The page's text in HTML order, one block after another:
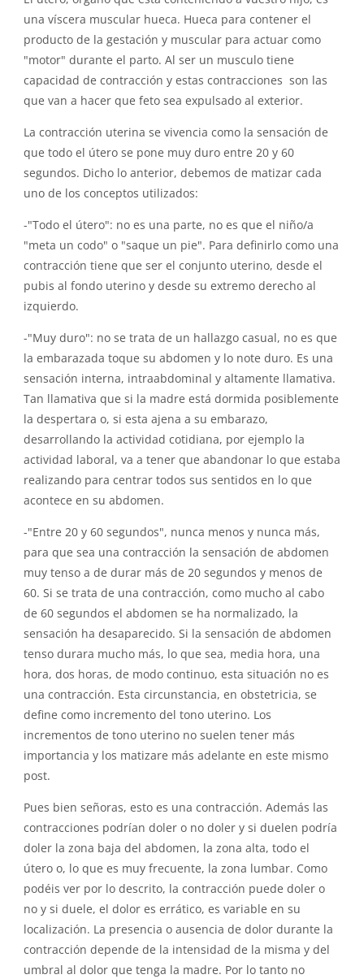
una víscera muscular hueca. Hueca para contener el
producto de la gestación y muscular para actuar como
"motor" durante el parto. Al ser un musculo tiene
capacidad de contracción y estas contracciones son las
que van a hacer que feto sea expulsado al exterior.
La contracción uterina se vivencia como la sensación de
que todo el útero se pone muy duro entre 20 y 60
segundos. Dicho lo anterior, debemos de matizar cada
uno de los conceptos utilizados:
-"Todo el útero": no es una parte, no es que el niño/a
"meta un codo" o "saque un pie". Para definirlo como una
contracción tiene que ser el conjunto uterino, desde el
pubis al fondo uterino y desde su extremo derecho al
izquierdo.
-"Muy duro": no se trata de un hallazgo casual, no es que
la embarazada toque su abdomen y lo note duro. Es una
sensación interna, intraabdominal y altamente llamativa.
Tan llamativa que si la madre está dormida posiblemente
la despertara o, si esta ajena a su embarazo,
desarrollando la actividad cotidiana, por ejemplo la
actividad laboral, va a tener que abandonar lo que estaba
realizando para centrar todos sus sentidos en lo que
acontece en su abdomen.
-"Entre 20 y 60 segundos", nunca menos y nunca más,
para que sea una contracción la sensación de abdomen
muy tenso a de durar más de 20 segundos y menos de
60. Si se trata de una contracción, como mucho al cabo
de 60 segundos el abdomen se ha normalizado, la
sensación ha desaparecido. Si la sensación de abdomen
tenso durara mucho más, lo que sea, media hora, una
hora, dos horas, de modo continuo, esta situación no es
una contracción. Esta circunstancia, en obstetricia, se
define como incremento del tono uterino. Los
incrementos de tono uterino no suelen tener más
importancia y los matizare más adelante en este mismo
post.
Pues bien señoras, esto es una contracción. Además las
contracciones podrían doler o no doler y si duelen podría
doler la zona baja del abdomen, la zona alta, todo el
útero o, lo que es muy frecuente, la zona lumbar. Como
podéis ver por lo descrito, la contracción puede doler o
no y si duele, el dolor es errático, es variable en su
localización. La presencia o ausencia de dolor durante la
contracción depende de la intensidad de la misma y del
umbral al dolor que tenga la madre. Por lo tanto no